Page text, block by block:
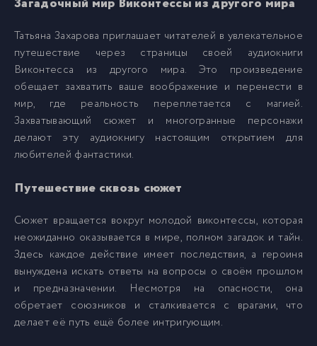
7 007
8 008
9 009
12 012
13 013
Татьяна Захарова приглашает читателей в увлекательное
путешествие через страницы своей аудиокниги
Виконтесса из другого мира. Это произведение
обещает захватить ваше воображение и перенести в
мир, где реальность переплетается с магией.
Захватывающий сюжет и многогранные персонажи
делают эту аудиокнигу настоящим открытием для
любителей фантастики.
Путешествие сквозь сюжет
Сюжет вращается вокруг молодой виконтессы, которая
неожиданно оказывается в мире, полном загадок и тайн.
Здесь каждое действие имеет последствия, а героиня
вынуждена искать ответы на вопросы о своём прошлом
и предназначении. Несмотря на опасности, она
обретает союзников и сталкивается с врагами, что
делает её путь ещё более интригующим.